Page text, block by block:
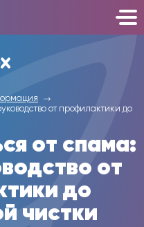
от профилактики до
от спама:
от
до
чистки